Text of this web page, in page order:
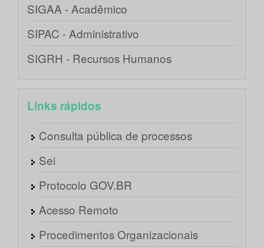
SIGAA - Acadêmico
SIPAC - Administrativo
SIGRH - Recursos Humanos
Links rápidos
Consulta pública de processos
Sei
Protocolo GOV.BR
Acesso Remoto
Procedimentos Organizacionais